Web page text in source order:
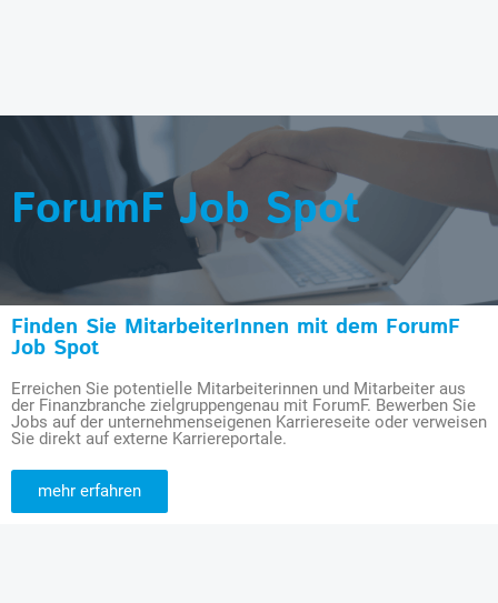
ForumF Job Spot
Finden Sie MitarbeiterInnen mit dem ForumF
Job Spot
Erreichen Sie potentielle Mitarbeiterinnen und Mitarbeiter aus
der Finanzbranche zielgruppengenau mit ForumF. Bewerben Sie
Jobs auf der unternehmenseigenen Karriereseite oder verweisen
Sie direkt auf externe Karriereportale.
mehr erfahren